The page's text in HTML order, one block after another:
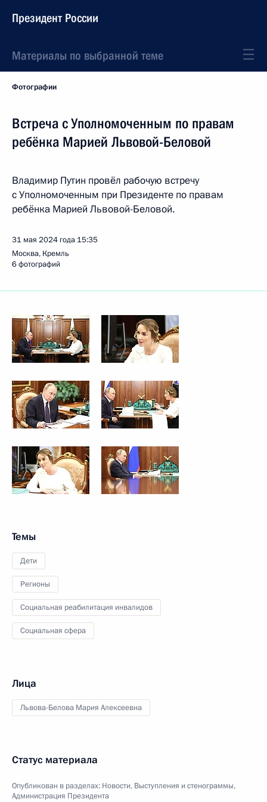
Президент России
Материалы по выбранной теме
Фотографии
Встреча с Уполномоченным по правам
ребёнка Марией Львовой-Беловой
Владимир Путин провёл рабочую встречу
с Уполномоченным при Президенте по правам
ребёнка Марией Львовой-Беловой.
31 мая 2024 года 15:35
Москва, Кремль
6 фотографий
Темы
Дети
Регионы
Социальная реабилитация инвалидов
Социальная сфера
Лица
Львова-Белова Мария Алексеевна
Статус материала
Опубликован в разделах: Новости, Выступления и стенограммы,
Администрация Президента